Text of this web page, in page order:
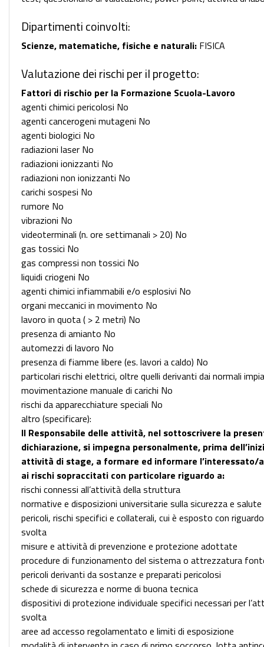
Dipartimenti coinvolti:
Scienze, matematiche, fisiche e naturali: FISICA
Valutazione dei rischi per il progetto:
Fattori di rischio per la Formazione Scuola-Lavoro
agenti chimici pericolosi No
agenti cancerogeni mutageni No
agenti biologici No
radiazioni laser No
radiazioni ionizzanti No
radiazioni non ionizzanti No
carichi sospesi No
rumore No
vibrazioni No
videoterminali (n. ore settimanali > 20) No
gas tossici No
gas compressi non tossici No
liquidi criogeni No
agenti chimici infiammabili e/o esplosivi No
organi meccanici in movimento No
lavoro in quota ( > 2 metri) No
presenza di amianto No
automezzi di lavoro No
presenza di fiamme libere (es. lavori a caldo) No
particolari rischi elettrici, oltre quelli derivanti dai normali
movimentazione manuale di carichi No
rischi da apparecchiature speciali No
altro (specificare):
Il Responsabile delle attività, nel sottoscrivere la
dichiarazione, si impegna personalmente, prima
attività di stage, a formare ed informare l’interessato/
ai rischi sopraccitati con particolare riguardo a:
rischi connessi all’attività della struttura
normative e disposizioni universitarie sulla sicurezza e
pericoli, rischi specifici e collaterali, cui è esposto con
svolta
misure e attività di prevenzione e protezione adottate
procedure di funzionamento del sistema o attrezzatura
pericoli derivanti da sostanze e preparati pericolosi
schede di sicurezza e norme di buona tecnica
dispositivi di protezione individuale specifici necessari per
svolta
aree ad accesso regolamentato e limiti di esposizione